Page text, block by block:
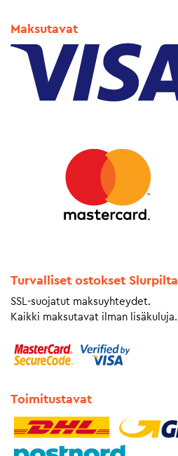
Maksutavat
Turvalliset ostokset Slurpilta
SSL-suojatut maksuyhteydet.
Kaikki maksutavat ilman lisäkuluja.
Toimitustavat